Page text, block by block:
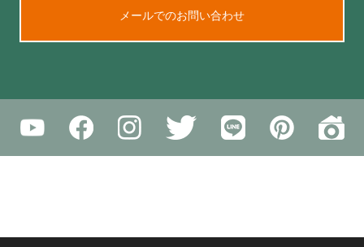
メールでのお問い合わせ